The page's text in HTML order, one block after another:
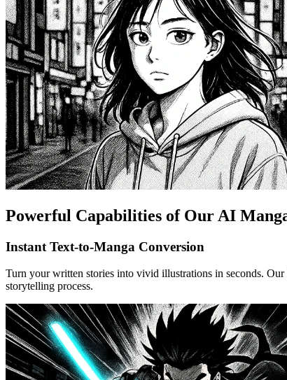
Powerful Capabilities of Our AI
Instant Text-to-Manga Conversion
Turn your written stories into vivid illustrations in seconds.
storytelling process.